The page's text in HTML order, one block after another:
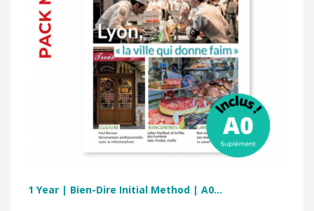
1 Year | Bien-Dire Initial Method | A0...